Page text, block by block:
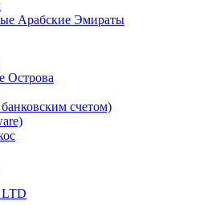
Арабские Эмираты
Острова
счетом)